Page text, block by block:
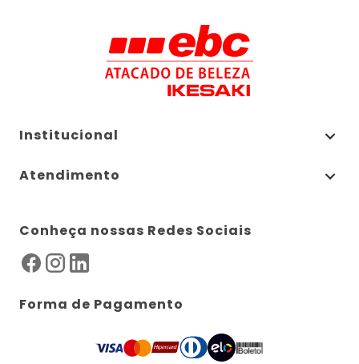
Institucional
Atendimento
Conheça nossas Redes Sociais
Forma de Pagamento